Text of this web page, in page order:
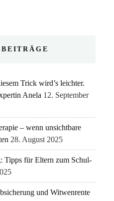
Trick wird’s leichter.
Anela 12. September
– wenn unsichtbare
28. August 2025
Tipps für Eltern zum Schul-
und Witwenrente